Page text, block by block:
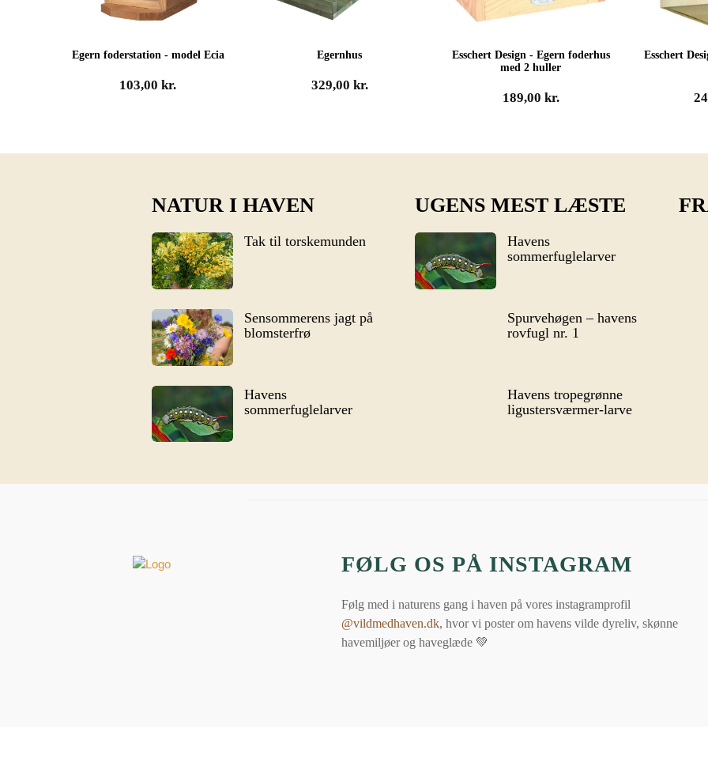
Egern foderstation - model Ecia
103,00kr.
Egernhus
329,00 kr.
Esschert Design - Egern foderhus
med 2 huller
189,00 kr.
Esschert
NATUR I HAVEN
Tak til torskemunden
Sensommerens jagt på
blomsterfrø
Havens
sommerfuglelarver
UGENS MEST LÆSTE
Havens
sommerfuglelarver
Spurvehøgen – havens
rovfugl nr. 1
Havens tropegrønne
ligustersværmer-larve
FØLG OS PÅ INSTAGRAM
Følg med i naturens gang i haven på vores instagramprofil
@vildmedhaven.dk, hvor vi poster om havens vilde dyreliv, skønne
havemiljøer og haveglæde 💚